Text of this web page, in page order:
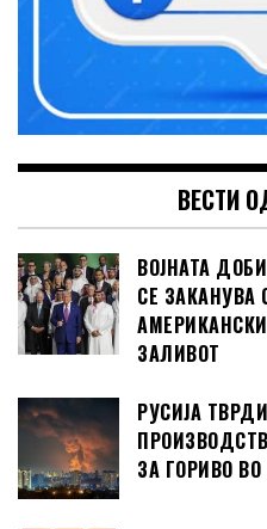
ВЕСТИ
ВОЈНАТА
СЕ ЗАКАНУВА
ЗАЛИВОТ
РУСИЈА
ЗА ГОРИВО ВО